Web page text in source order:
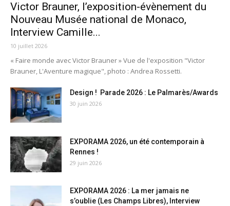
Victor Brauner, l’exposition-évènement du
Nouveau Musée national de Monaco,
Interview Camille...
10 juillet 2026
« Faire monde avec Victor Brauner » Vue de l'exposition "Victor
Brauner, L'Aventure magique", photo : Andrea Rossetti.
Design ! Parade 2026 : Le Palmarès/Awards
30 juin 2026
EXPORAMA 2026, un été contemporain à
Rennes !
29 juin 2026
EXPORAMA 2026 : La mer jamais ne
s’oublie (Les Champs Libres), Interview